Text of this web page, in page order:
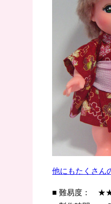
他にもたくさん
■ 難易度：